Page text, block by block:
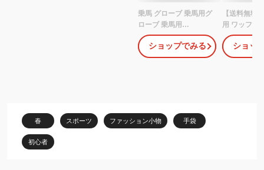
乗馬 グローブ 乗馬用グ
ローブ 乗馬用
EQULIBERTA クールマ
ックス シリコングリッ
プグローブ 乗馬グロー
用品ジョセス
ショップでみる
【送料無料
用 ワッフル
ローブ KE6
クブラウン×
ブラウン）
ショッ
春 スポーツ ファッション小物 手袋
初心者